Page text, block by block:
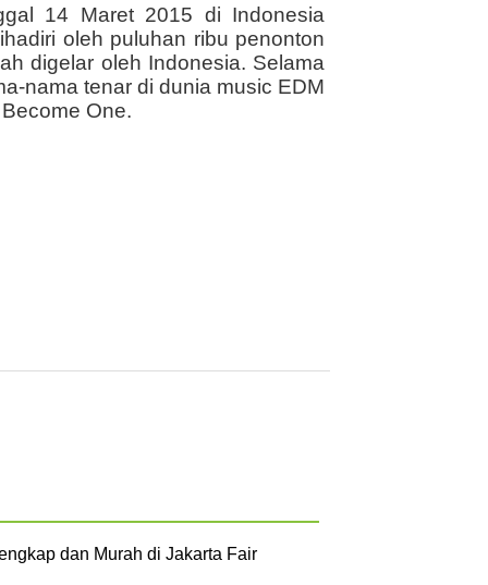
14 Maret 2015 di Indonesia
oleh puluhan ribu penonton
digelar oleh Indonesia. Selama
nama tenar di dunia music EDM
Become One.
dan Murah di Jakarta Fair